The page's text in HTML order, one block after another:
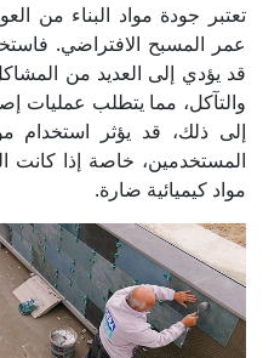
تعتبر جودة مواد البناء من
عمر المسبح الافتراضي.
قد يؤدي إلى العديد من
والتآكل، مما يتطلب عمليات
إلى ذلك، قد يؤثر استخدام
المستخدمين، خاصة إذا كانت
مواد كيميائية ضارة.